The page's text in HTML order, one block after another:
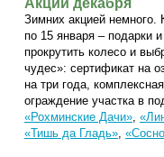
Акции декабря
Зимних акцией немного.
по 15 января – подарки
прокрутить колесо и
чудес»: сертификат на
на три года,
ограждение участка в
«Рохминские Дачи»,
«Тишь да Гладь»,